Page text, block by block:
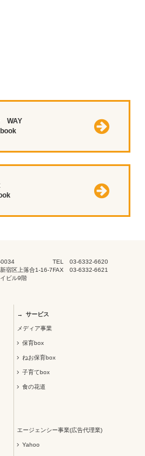
WAY
宿区上落合1-16-7
ビル9階
TEL 03-6332-6620
FAX 03-6332-6621
サービス
メディア事業
保育box
ねお保育box
子育てbox
食の花道
エージェンシー事業(広告代理業)
Yahoo